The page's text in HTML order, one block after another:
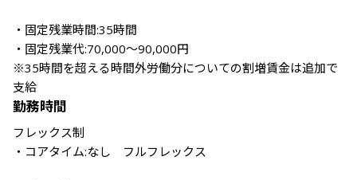
・固定残業時間:35時間
・固定残業代:70,000～90,000円
※35時間を超える時間外労働分についての割増賃金は追加で
支給
勤務時間
フレックス制
・コアタイム:なし　フルフレックス